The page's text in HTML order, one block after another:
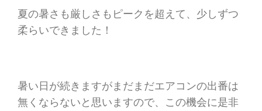
夏の暑さも厳しさもピークを超えて、少しずつ
柔らいできました！
暑い日が続きますがまだまだエアコンの出番は
無くならないと思いますので、この機会に是非